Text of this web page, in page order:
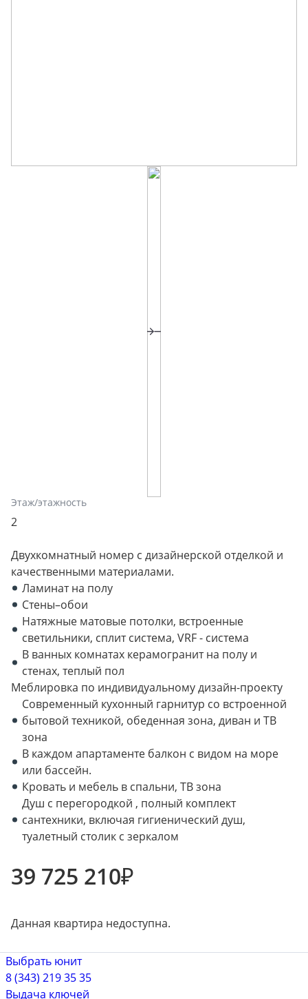
Этаж/этажность
2
Двухкомнатный номер с дизайнерской отделкой и
качественными материалами.
Ламинат на полу
Стены–обои
Натяжные матовые потолки, встроенные
светильники, сплит система, VRF - система
В ванных комнатах керамогранит на полу и
стенах, теплый пол
Меблировка по индивидуальному дизайн-проекту
Современный кухонный гарнитур со встроенной
бытовой техникой, обеденная зона, диван и ТВ
зона
В каждом апартаменте балкон с видом на море
или бассейн.
Кровать и мебель в спальни, ТВ зона
Душ с перегородкой , полный комплект
сантехники, включая гигиенический душ,
туалетный столик с зеркалом
39 725 210₽
Данная квартира недоступна.
Выбрать юнит
8 (343) 219 35 35
Выдача ключей